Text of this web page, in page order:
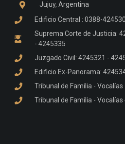
Jujuy, Argentina
Edificio Central : 0388-
Suprema Corte de Justicia:
- 4245335
Juzgado Civil: 4245321 -
Edificio Ex-Panorama:
Tribunal de Familia - Vocalías
Tribunal de Familia - Vocalías